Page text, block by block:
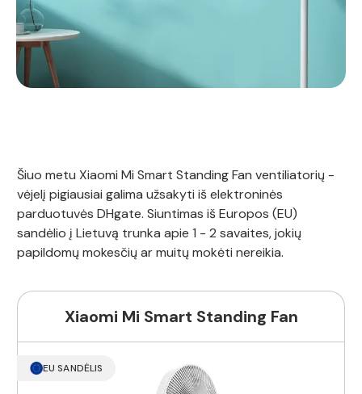
Šiuo metu Xiaomi Mi Smart Standing Fan ventiliatorių -
vėjelį pigiausiai galima užsakyti iš elektroninės
parduotuvės DHgate. Siuntimas iš Europos (EU)
sandėlio į Lietuvą trunka apie 1 - 2 savaites, jokių
papildomų mokesčių ar muitų mokėti nereikia.
Xiaomi Mi Smart Standing Fan
EU SANDĖLIS